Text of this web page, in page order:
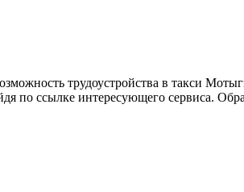
трудоустройства в такси
по ссылке интересующего сервиса.